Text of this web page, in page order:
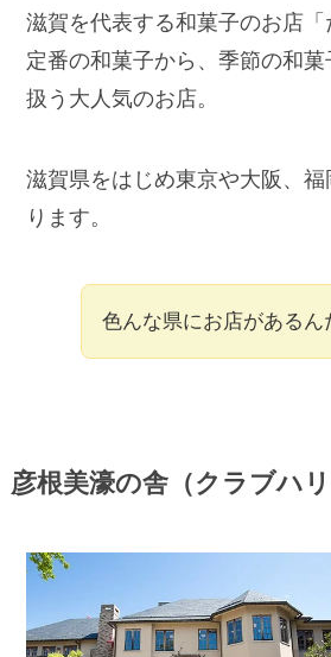
滋賀を代表する和菓子のお店「
定番の和菓子から、季節の和菓
扱う大人気のお店。
滋賀県をはじめ東京や大阪、
ります。
色んな県にお店があるん
彦根美濠の舎（クラブハリ